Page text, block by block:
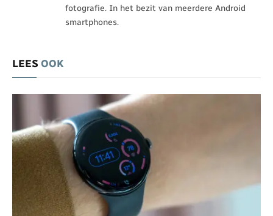
fotografie. In het bezit van meerdere Android
smartphones.
LEES OOK